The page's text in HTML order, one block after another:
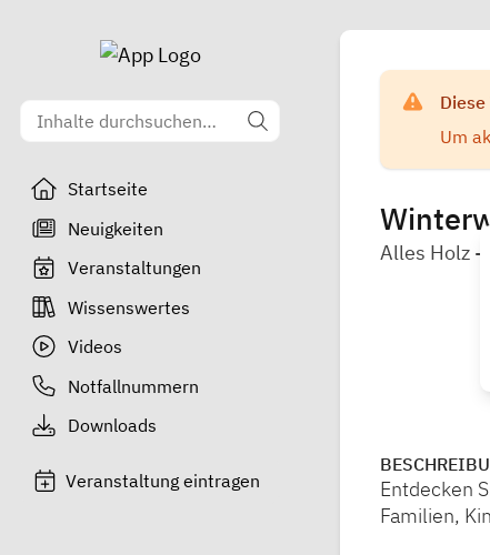
Startseite
Neuigkeiten
Veranstaltungen
Wissenswertes
Videos
Notfallnummern
Downloads
Veranstaltung eintragen
Um
Alles Holz -
Entdecken
Familien,